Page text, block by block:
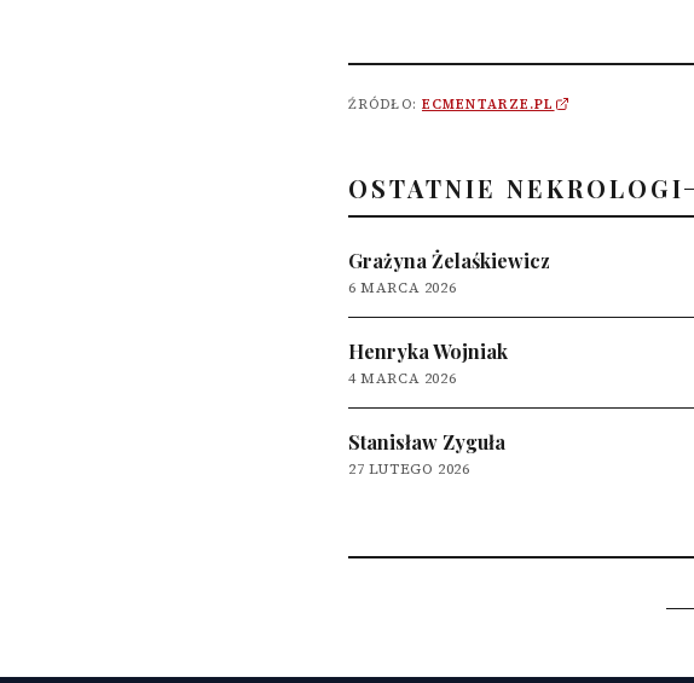
ŹRÓDŁO: ECMENTARZE.PL
OSTATNIE NEKROLOGI
Grażyna Żelaśkiewicz
6 MARCA 2026
Henryka Wojniak
4 MARCA 2026
Stanisław Zyguła
27 LUTEGO 2026